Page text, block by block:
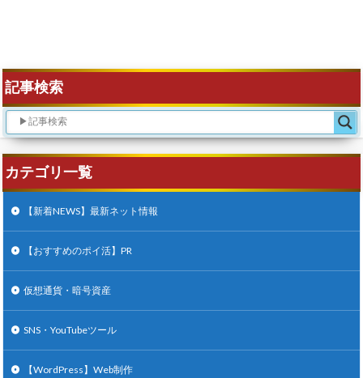
記事検索
カテゴリ一覧
【新着NEWS】最新ネット情報
【おすすめのポイ活】PR
仮想通貨・暗号資産
SNS・YouTubeツール
【WordPress】Web制作